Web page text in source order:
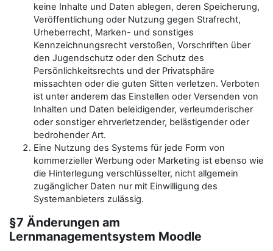
keine Inhalte und Daten ablegen, deren Speicherung,
Veröffentlichung oder Nutzung gegen Strafrecht,
Urheberrecht, Marken- und sonstiges
Kennzeichnungsrecht verstoßen, Vorschriften über
den Jugendschutz oder den Schutz des
Persönlichkeitsrechts und der Privatsphäre
missachten oder die guten Sitten verletzen. Verboten
ist unter anderem das Einstellen oder Versenden von
Inhalten und Daten beleidigender, verleumderischer
oder sonstiger ehrverletzender, belästigender oder
bedrohender Art.
Eine Nutzung des Systems für jede Form von
kommerzieller Werbung oder Marketing ist ebenso wie
die Hinterlegung verschlüsselter, nicht allgemein
zugänglicher Daten nur mit Einwilligung des
Systemanbieters zulässig.
§7 Änderungen am
Lernmanagementsystem Moodle